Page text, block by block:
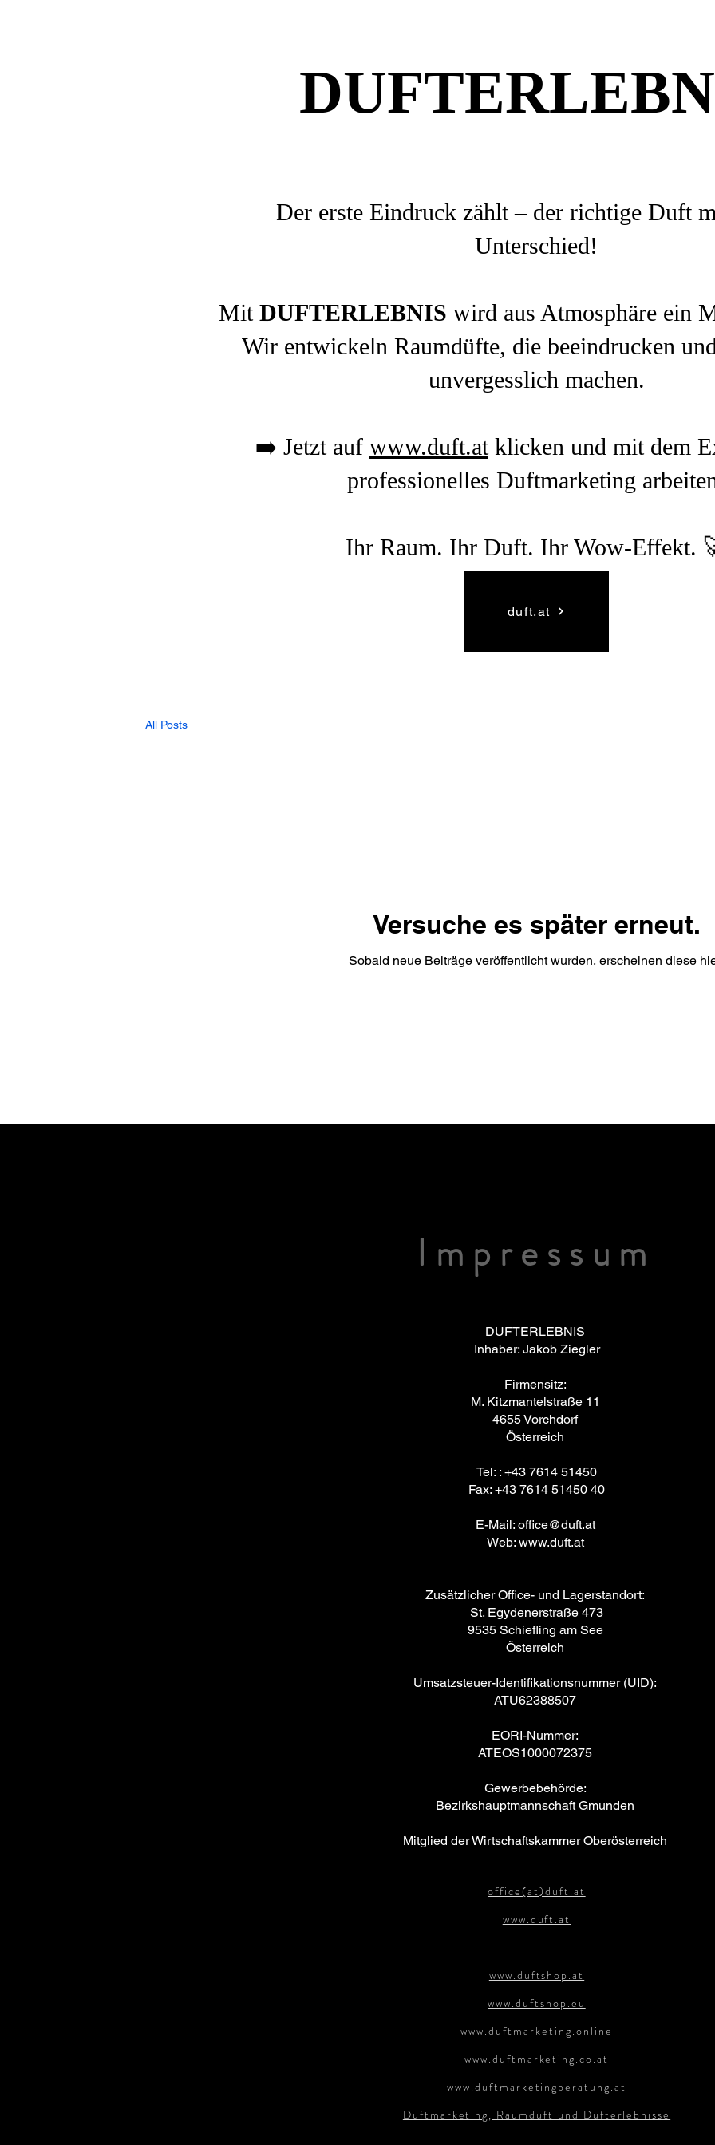
Der erste Eindruck zählt – der richtige Duft
Unterschied!
Mit DUFTERLEBNIS wird aus Atmosphäre ein
Wir entwickeln Raumdüfte, die beeindrucken
unvergesslich machen.
➡️ Jetzt auf www.duft.atklicken und mit dem
professionelles Duftmarketing
Ihr Raum. Ihr Duft. Ihr Wow-Effekt.
duft.at
All Posts
Versuche es später erneut.
Sobald neue Beiträge veröffentlicht wurden, erscheinen diese
Impressum
DUFTERLEBNIS
Inhaber: Jakob Ziegler
Firmensitz:
M. Kitzmantelstraße 11
4655 Vorchdorf
Österreich
Tel: : +43 7614 51450
Fax: +43 7614 51450 40
E-Mail: office@duft.at
Web: www.duft.at
Zusätzlicher Office- und Lagerstandort:
St. Egydenerstraße 473
9535 Schiefling am See
Österreich
Umsatzsteuer-Identifikationsnummer (UID):
ATU62388507
EORI-Nummer:
ATEOS1000072375
Gewerbebehörde:
Bezirkshauptmannschaft Gmunden
Mitglied der Wirtschaftskammer Oberösterreich
office(at)duft.at
www.duft.at
www.duftshop.at
www.duftshop.eu
www.duftmarketing.online
www.duftmarketing.co.at
www.duftmarketingberatung.at​
Duftmarketing, Raumduft und Dufterlebnisse